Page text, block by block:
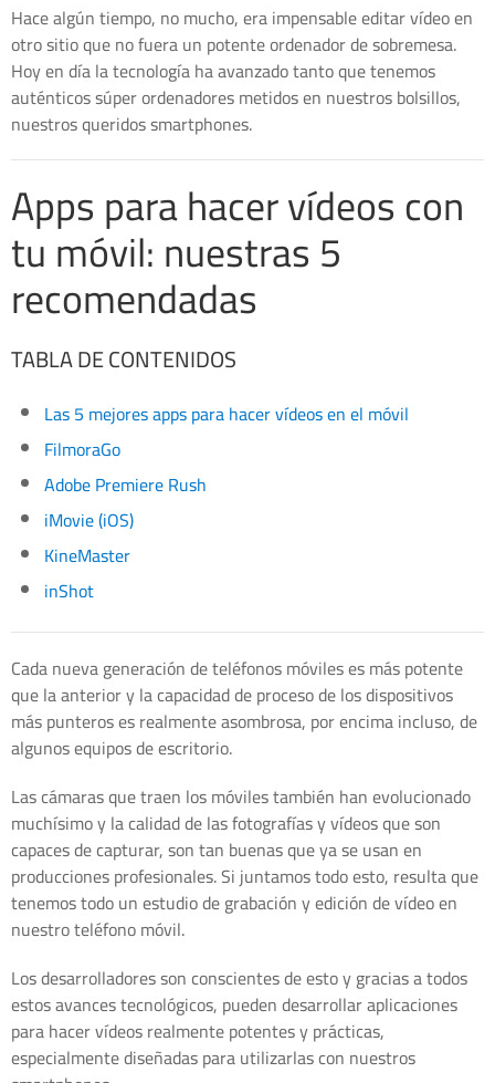
Hace algún tiempo, no mucho, era impensable editar vídeo en
otro sitio que no fuera un potente ordenador de sobremesa.
Hoy en día la tecnología ha avanzado tanto que tenemos
auténticos súper ordenadores metidos en nuestros bolsillos,
nuestros queridos smartphones.
Apps para hacer vídeos con
tu móvil: nuestras 5
recomendadas
TABLA DE CONTENIDOS
Las 5 mejores apps para hacer vídeos en el móvil
FilmoraGo
Adobe Premiere Rush
iMovie (iOS)
KineMaster
inShot
Cada nueva generación de teléfonos móviles es más potente
que la anterior y la capacidad de proceso de los dispositivos
más punteros es realmente asombrosa, por encima incluso, de
algunos equipos de escritorio.
Las cámaras que traen los móviles también han evolucionado
muchísimo y la calidad de las fotografías y vídeos que son
capaces de capturar, son tan buenas que ya se usan en
producciones profesionales. Si juntamos todo esto, resulta que
tenemos todo un estudio de grabación y edición de vídeo en
nuestro teléfono móvil.
Los desarrolladores son conscientes de esto y gracias a todos
estos avances tecnológicos, pueden desarrollar aplicaciones
para hacer vídeos realmente potentes y prácticas,
especialmente diseñadas para utilizarlas con nuestros